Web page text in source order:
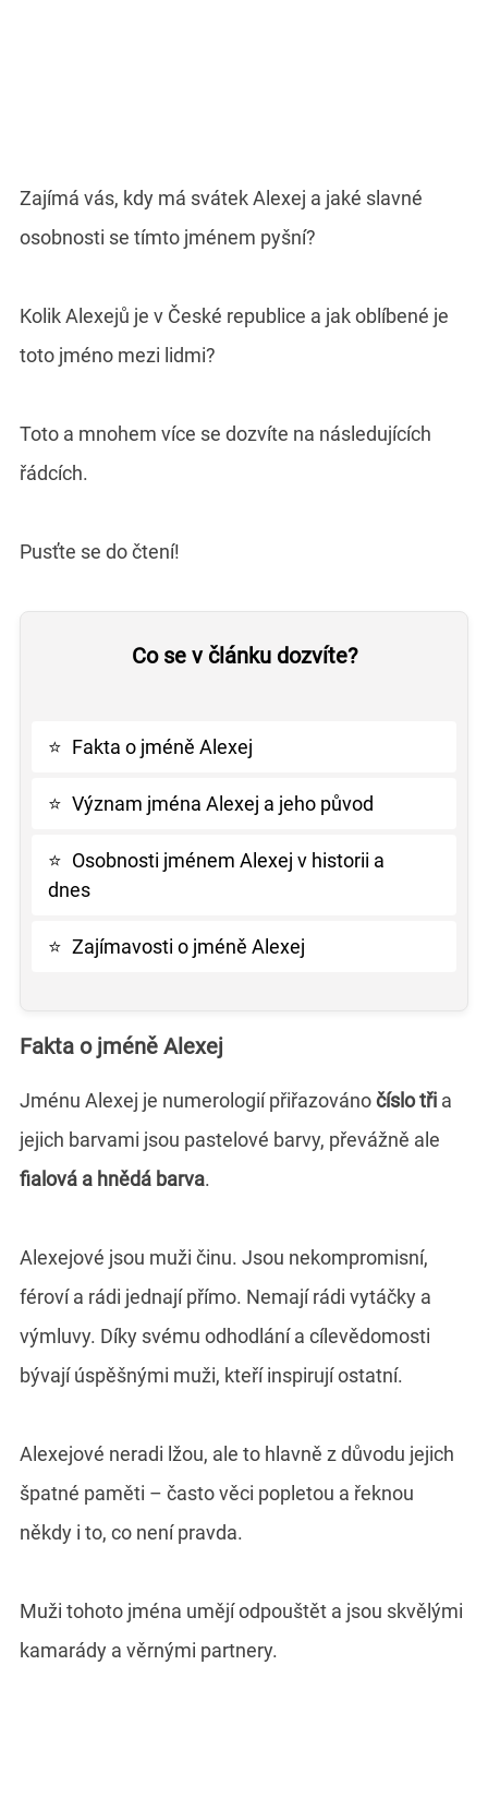
Zajímá vás, kdy má svátek Alexej a jaké slavné
osobnosti se tímto jménem pyšní?
Kolik Alexejů je v České republice a jak oblíbené je
toto jméno mezi lidmi?
Toto a mnohem více se dozvíte na následujících
řádcích.
Pusťte se do čtení!
Co se v článku dozvíte?
⭐ Fakta o jméně Alexej
⭐ Význam jména Alexej a jeho původ
⭐ Osobnosti jménem Alexej v historii a
dnes
⭐ Zajímavosti o jméně Alexej
Fakta o jméně Alexej
Jménu Alexej je numerologií přiřazovánočíslo tři a
jejich barvami jsou pastelové barvy, převážně ale
fialová a hnědá barva.
Alexejové jsou muži činu. Jsou nekompromisní,
féroví a rádi jednají přímo. Nemají rádi vytáčky a
výmluvy. Díky svému odhodlání a cílevědomosti
bývají úspěšnými muži, kteří inspirují ostatní.
Alexejové neradi lžou, ale to hlavně z důvodu jejich
špatné paměti – často věci popletou a řeknou
někdy i to, co není pravda.
Muži tohoto jména umějí odpouštět a jsou skvělými
kamarády a věrnými partnery.